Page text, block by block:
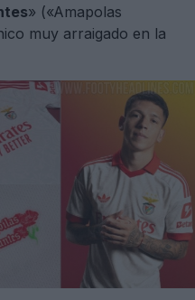
» («Amapolas
muy arraigado en la